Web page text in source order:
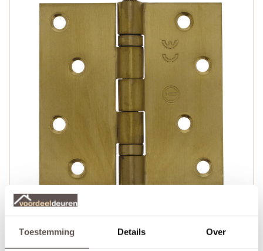
Toestemming Details Over
Technische gegevens
+ Kogellagerscharnier